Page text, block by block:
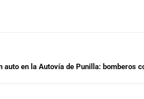
auto en la Autovía de Punilla: bomberos